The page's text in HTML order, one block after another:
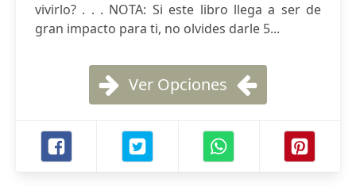
vivirlo? . . . NOTA: Si este libro llega a ser de
gran impacto para ti, no olvides darle 5...
Ver Opciones